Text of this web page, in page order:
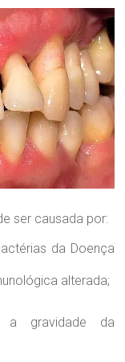
ser causada por:
da Doença
alterada;
a gravidade da